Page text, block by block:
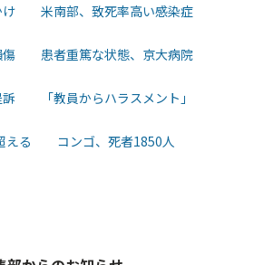
け 米南部、致死率高い感染症
傷 患者重篤な状態、京大病院
訴 「教員からハラスメント」
える コンゴ、死者1850人